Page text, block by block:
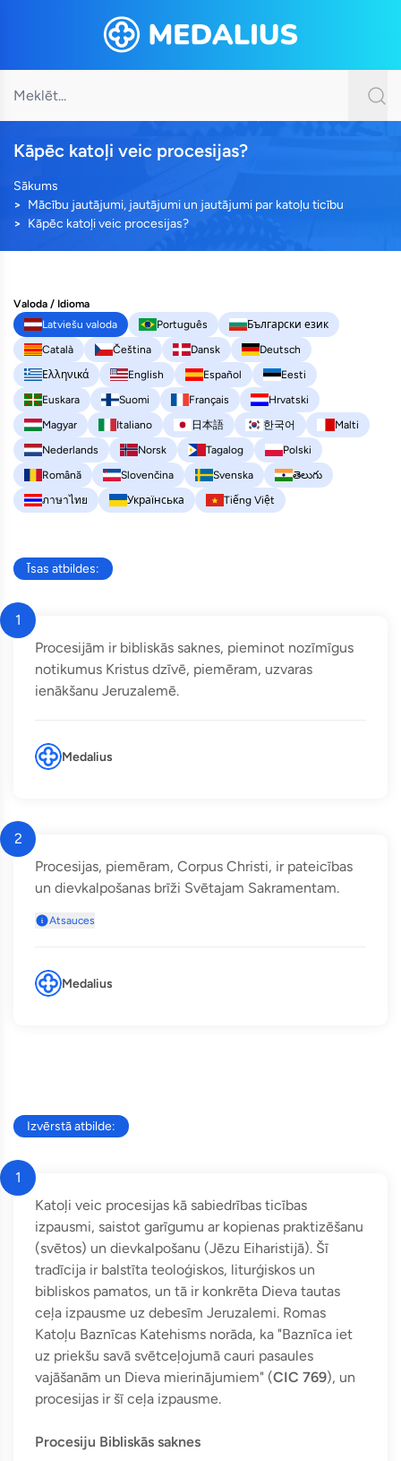
Kāpēc katoļi veic procesijas?
Sākums
Mācību jautājumi, jautājumi un jautājumi par katoļu ticību
Kāpēc katoļi veic procesijas?
Valoda / Idioma
Latviešu valoda
Português
Български език
Català
Čeština Dansk
Deutsch
Ελληνικά
English Español
Eesti
Euskara
Suomi Français
Hrvatski
Magyar
Italiano 日本語 한국어
Malti
Nederlands
Norsk Tagalog
Polski
Română
Slovenčina Svenska
తెలుగు
ภาษาไทย
Українська Tiếng Việt
Īsas atbildes:
1
Procesijām ir bibliskās saknes, pieminot nozīmīgus
notikumus Kristus dzīvē, piemēram, uzvaras
ienākšanu Jeruzalemē.
Medalius
2
Procesijas, piemēram, Corpus Christi, ir pateicības
un dievkalpošanas brīži Svētajam Sakramentam.
Atsauces
Medalius
Izvērstā atbilde:
1
Katoļi veic procesijas kā sabiedrības ticības
izpausmi, saistot garīgumu ar kopienas praktizēšanu
(svētos) un dievkalpošanu (Jēzu Eiharistijā). Šī
tradīcija ir balstīta teoloģiskos, liturģiskos un
bibliskos pamatos, un tā ir konkrēta Dieva tautas
ceļa izpausme uz debesīm Jeruzalemi. Romas
Katoļu Baznīcas Katehisms norāda, ka "Baznīca iet
uz priekšu savā svētceļojumā cauri pasaules
vajāšanām un Dieva mierinājumiem" (CIC 769), un
procesijas ir šī ceļa izpausme.
Procesiju Bibliskās saknes